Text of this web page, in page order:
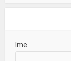
Ime